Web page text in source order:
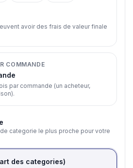
avoir des frais de valeur finale
COMMANDE
par commande (un acheteur,
categorie le plus proche pour votre
des categories)